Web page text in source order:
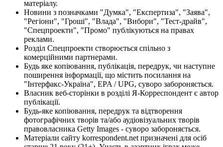
матеріалу.
Новини з позначками "Думка", "Експертиза", "Заява",
"Регіони", "Гроші", "Влада", "Вибори", "Тест-драйв",
"Спецпроекти", "Промо" публікуються на правах
реклами.
Розділ Спецпроекти створюється спільно з
комерційними партнерами.
Будь яке копіювання, публікація, передрук, чи наступне
поширення інформації, що містить посилання на
"Інтерфакс-Україна", EPA / UPG, суворо забороняється.
Власник веб-сторінки в розділі Я-Корреспондент є автор
публікації.
Будь-яке копіювання, передрук та відтворення
фотографічних творів та/або аудіовізуальних творів
правовласника Getty Images - суворо забороняється.
Матеріали сайту korrespondent.net призначені для осіб